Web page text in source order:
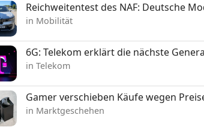
Reichweitentest des NAF: Deutsche
in Mobilität
6G: Telekom erklärt die nächste
in Telekom
Gamer verschieben Käufe wegen
in Marktgeschehen